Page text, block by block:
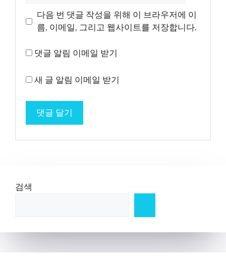
트
다음 번 댓글 작성을 위해 이 브라우저에 이
름, 이메일, 그리고 웹사이트를 저장합니다.
댓글 알림 이메일 받기
새 글 알림 이메일 받기
검색